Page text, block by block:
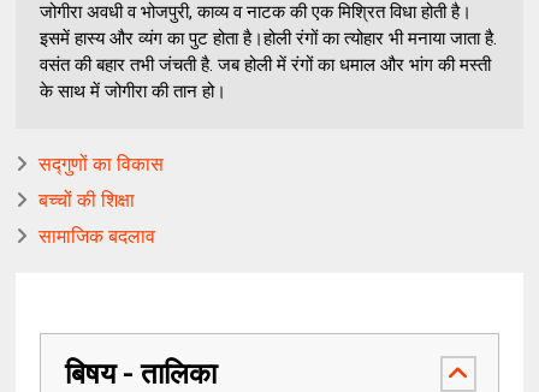
जोगीरा अवधी व भोजपुरी, काव्य व नाटक की एक मिश्रित विधा होती है।
इसमें हास्य और व्यंग का पुट होता है।होली रंगों का त्योहार भी मनाया जाता है.
वसंत की बहार तभी जंचती है. जब होली में रंगों का धमाल और भांग की मस्ती
के साथ में जोगीरा की तान हो।
सद्गुणों का विकास
बच्चों की शिक्षा
सामाजिक बदलाव
बिषय - तालिका